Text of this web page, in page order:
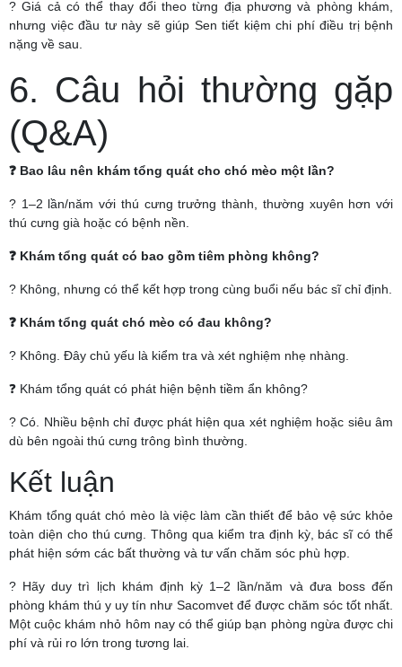
? Giá cả có thể thay đổi theo từng địa phương và phòng khám,
nhưng việc đầu tư này sẽ giúp Sen tiết kiệm chi phí điều trị bệnh
nặng về sau.
6. Câu hỏi thường gặp
(Q&A)
❓ Bao lâu nên khám tổng quát cho chó mèo một lần?
? 1–2 lần/năm với thú cưng trưởng thành, thường xuyên hơn với
thú cưng già hoặc có bệnh nền.
❓ Khám tổng quát có bao gồm tiêm phòng không?
? Không, nhưng có thể kết hợp trong cùng buổi nếu bác sĩ chỉ định.
❓ Khám tổng quát chó mèo có đau không?
? Không. Đây chủ yếu là kiểm tra và xét nghiệm nhẹ nhàng.
❓ Khám tổng quát có phát hiện bệnh tiềm ẩn không?
? Có. Nhiều bệnh chỉ được phát hiện qua xét nghiệm hoặc siêu âm
dù bên ngoài thú cưng trông bình thường.
Kết luận
Khám tổng quát chó mèo là việc làm cần thiết để bảo vệ sức khỏe
toàn diện cho thú cưng. Thông qua kiểm tra định kỳ, bác sĩ có thể
phát hiện sớm các bất thường và tư vấn chăm sóc phù hợp.
? Hãy duy trì lịch khám định kỳ 1–2 lần/năm và đưa boss đến
phòng khám thú y uy tín như Sacomvet để được chăm sóc tốt nhất.
Một cuộc khám nhỏ hôm nay có thể giúp bạn phòng ngừa được chi
phí và rủi ro lớn trong tương lai.